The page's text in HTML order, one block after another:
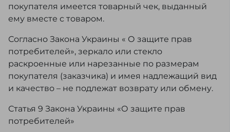
покупателя имеется товарный чек, выданный
ему вместе с товаром.
Согласно Закона Украины « О защите прав
потребителей», зеркало или стекло
раскроенные или нарезанные по размерам
покупателя (заказчика) и имея надлежащий вид
и качество – не подлежат возврату или обмену.
Статья 9 Закона Украины «О защите прав
потребителей»